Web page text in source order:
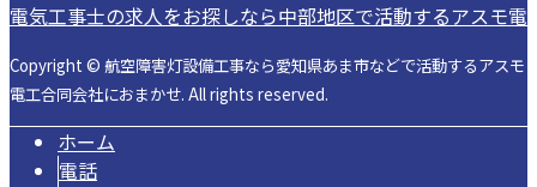
電気工事士の求人をお探しなら中部地区で活動するアスモ
Copyright © 航空障害灯設備工事なら愛知県あま市などで活動するアスモ
電工合同会社におまかせ. All rights reserved.
ホーム
電話